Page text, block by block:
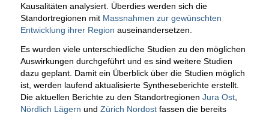
Kausalitäten analysiert. Überdies werden sich die
Standortregionen mit Massnahmen zur gewünschten
Entwicklung ihrer Region auseinandersetzen.
Es wurden viele unterschiedliche Studien zu den möglichen
Auswirkungen durchgeführt und es sind weitere Studien
dazu geplant. Damit ein Überblick über die Studien möglich
ist, werden laufend aktualisierte Syntheseberichte erstellt.
Die aktuellen Berichte zu den Standortregionen Jura Ost,
Nördlich Lägern und Zürich Nordostfassen die bereits